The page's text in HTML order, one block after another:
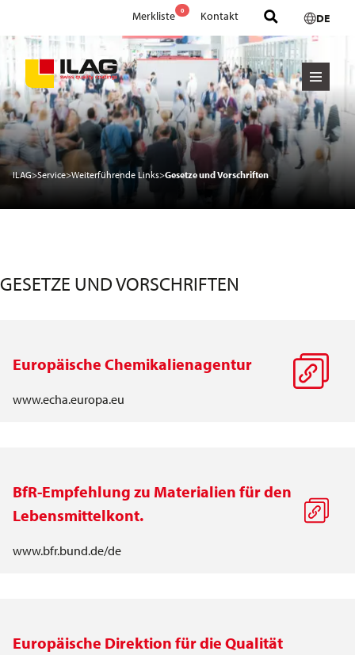
Merkliste 0 Kontakt DE
ILAG>Service>Weiterführende Links>Gesetze und Vorschriften
GESETZE UND VORSCHRIFTEN
Europäische Chemikalienagentur
www.echa.europa.eu
BfR-Empfehlung zu Materialien für den
Lebensmittelkont.
www.bfr.bund.de/de
Europäische Direktion für die Qualität